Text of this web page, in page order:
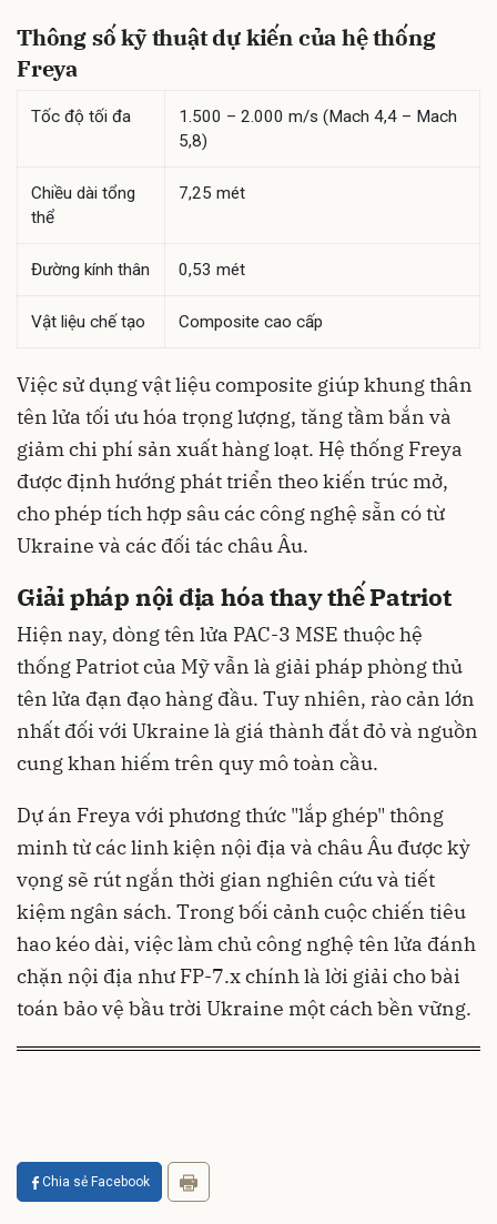
Thông số kỹ thuật dự kiến của hệ thống
Freya
Tốc độ tối đa
1.500 – 2.000 m/s (Mach 4,4 – Mach
5,8)
Chiều dài tổng
thể
7,25 mét
Đường kính thân 0,53 mét
Vật liệu chế tạo Composite cao cấp
Việc sử dụng vật liệu composite giúp khung thân
tên lửa tối ưu hóa trọng lượng, tăng tầm bắn và
giảm chi phí sản xuất hàng loạt. Hệ thống Freya
được định hướng phát triển theo kiến trúc mở,
cho phép tích hợp sâu các công nghệ sẵn có từ
Ukraine và các đối tác châu Âu.
Giải pháp nội địa hóa thay thế Patriot
Hiện nay, dòng tên lửa PAC-3 MSE thuộc hệ
thống Patriot của Mỹ vẫn là giải pháp phòng thủ
tên lửa đạn đạo hàng đầu. Tuy nhiên, rào cản lớn
nhất đối với Ukraine là giá thành đắt đỏ và nguồn
cung khan hiếm trên quy mô toàn cầu.
Dự án Freya với phương thức "lắp ghép" thông
minh từ các linh kiện nội địa và châu Âu được kỳ
vọng sẽ rút ngắn thời gian nghiên cứu và tiết
kiệm ngân sách. Trong bối cảnh cuộc chiến tiêu
hao kéo dài, việc làm chủ công nghệ tên lửa đánh
chặn nội địa như FP-7.x chính là lời giải cho bài
toán bảo vệ bầu trời Ukraine một cách bền vững.
Chia sẻ Facebook